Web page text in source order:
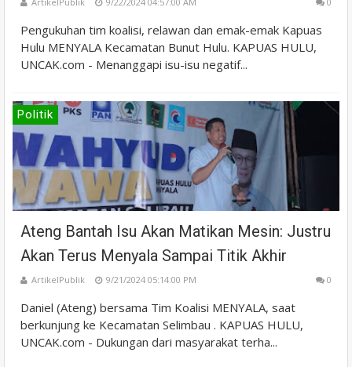
Pengukuhan tim koalisi, relawan dan emak-emak Kapuas
Hulu MENYALA Kecamatan Bunut Hulu. KAPUAS HULU,
UNCAK.com - Menanggapi isu-isu negatif...
Politik
Ateng Bantah Isu Akan Matikan Mesin: Justru
Akan Terus Menyala Sampai Titik Akhir
ArtikelPublik 9/21/2024 05:14:00 PM 0
Daniel (Ateng) bersama Tim Koalisi MENYALA, saat
berkunjung ke Kecamatan Selimbau . KAPUAS HULU,
UNCAK.com - Dukungan dari masyarakat terha...